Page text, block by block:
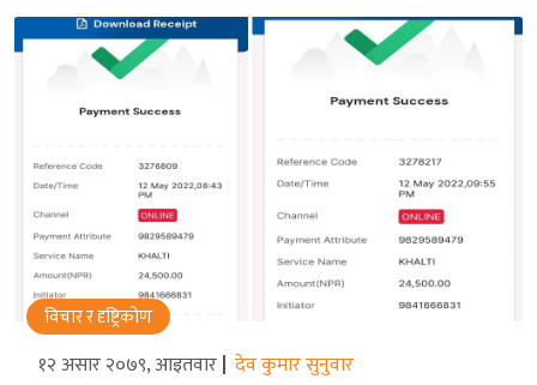
विचार र दृष्ट्रिकोण
१२ असार २०७९, आइतवार देव कुमार सुनुवार